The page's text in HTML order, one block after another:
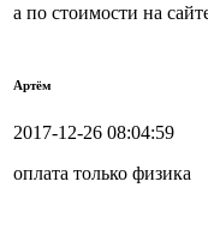
а по стоимости на
Артём
2017-12-26 08:04:59
оплата только физика